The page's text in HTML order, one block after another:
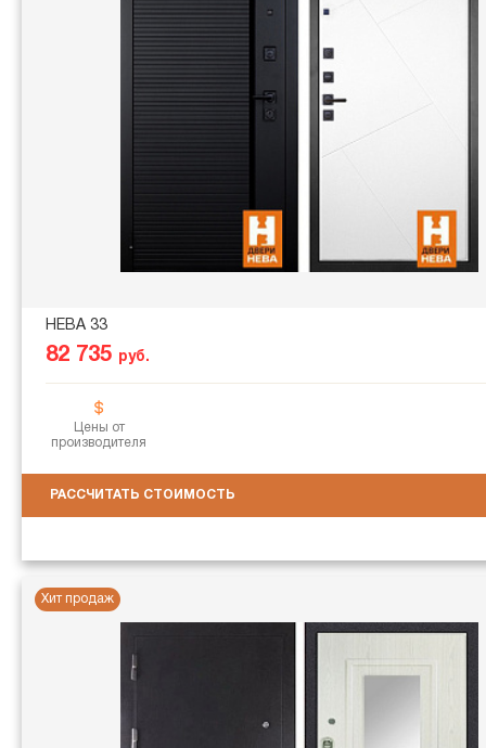
НЕВА 33
82 735 руб.
Цены от
производителя
РАССЧИТАТЬ СТОИМОСТЬ
Хит продаж